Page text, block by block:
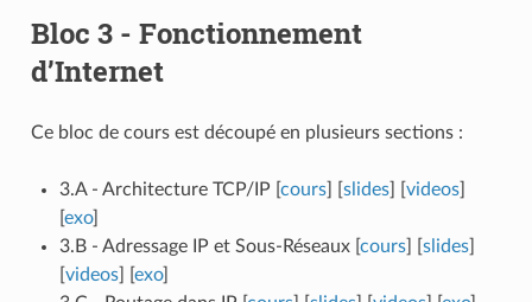
Bloc 3 - Fonctionnement
d’Internet
Ce bloc de cours est découpé en plusieurs sections :
3.A - Architecture TCP/IP [ cours] [ slides] [ videos]
exo]
3.B - Adressage IP et Sous-Réseaux [ cours] [ slides]
videos] [ exo]